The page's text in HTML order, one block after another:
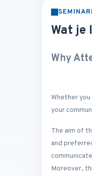
Wat je
Why
Whether
your
The aim of
and
Moreover,